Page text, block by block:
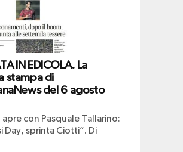
IN EDICOLA. La
stampa di
del 6 agosto
apre con Pasquale Tallarino:
Day, sprinta Ciotti”. Di